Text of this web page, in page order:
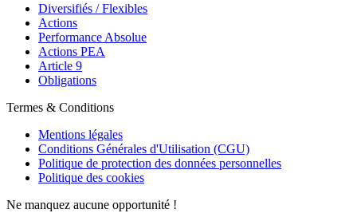
Diversifiés / Flexibles
Actions
Performance Absolue
Actions PEA
Article 9
Obligations
Termes & Conditions
Mentions légales
Conditions Générales d'Utilisation (CGU)
Politique de protection des données personnelles
Politique des cookies
Ne manquez aucune opportunité !